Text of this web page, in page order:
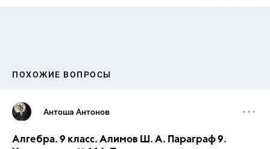
ПОХОЖИЕ ВОПРОСЫ
Антоша Антонов
Алгебра. 9 класс. Алимов Ш. А. Параграф 9.